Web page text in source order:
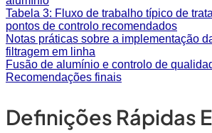
Tabela 3: Fluxo de trabalho típico de
pontos de controlo recomendados
Notas práticas sobre a implementação
filtragem em linha
Fusão de alumínio e controlo de
Recomendações finais
Definições Rápidas